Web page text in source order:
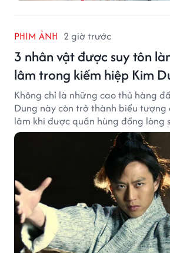
PHIM ẢNH 2 giờ trước
3 nhân vật được suy tôn
lâm trong kiếm hiệp Kim
Không chỉ là những cao thủ hàng
Dung này còn trở thành biểu tượng
lâm khi được quần hùng đồng lòng
chủ.